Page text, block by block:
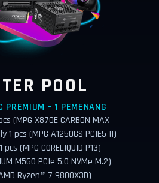
POOL
PREMIUM - 1 PEMENANG
(MPG X870E CARBON MAX
1 pcs (MPG A1250GS PCIE5 II)
(MPG CORELIQUID P13)
M560 PCIe 5.0 NVMe M.2)
Ryzen™ 7 9800X3D)